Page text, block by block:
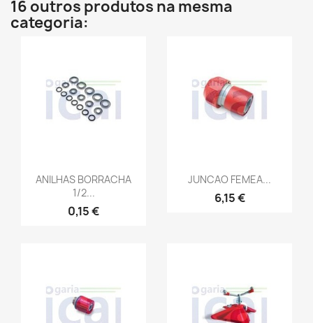
16 outros produtos na mesma
categoria:
ANILHAS BORRACHA
1/2...
0,15 €
JUNCAO FEMEA...
6,15 €